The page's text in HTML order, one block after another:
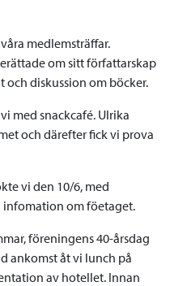
medlemsträffar.
om sitt författarskap
och diskussion om böcker.
med snackcafé. Ulrika
och därefter fick vi prova
vi den 10/6, med
infomation om föetaget.
föreningens 40-årsdag
ankomst åt vi lunch på
av hotellet. Innan